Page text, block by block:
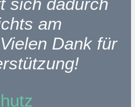
am
Dank für